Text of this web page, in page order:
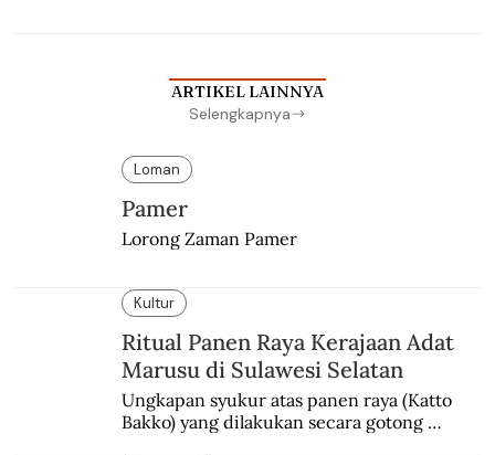
ARTIKEL LAINNYA
Selengkapnya
Loman
Pamer
Lorong Zaman Pamer
Kultur
Ritual Panen Raya Kerajaan Adat
Marusu di Sulawesi Selatan
Ungkapan syukur atas panen raya (Katto
Bakko) yang dilakukan secara gotong